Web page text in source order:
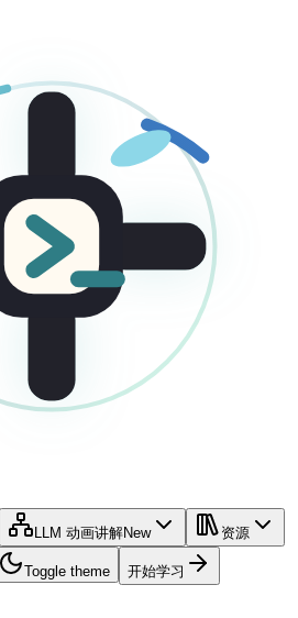
LLM 动画讲解New 资源
Toggle theme 开始学习